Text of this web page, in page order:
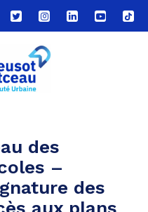
Lien
vers
compte
Twitter
Lien
vers
le
compte
Lien
vers
Lien
vers
Lien
vers
des
–
des
aux plans